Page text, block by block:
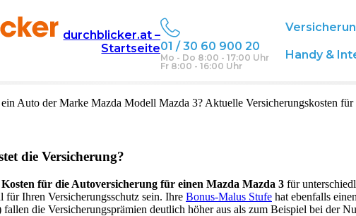
durchblicker.at –
Startseite01 / 30 60 900 20
Mo - Do 8:00 - 17:00 Uhr
Fr 8:00 - 16:00 Uhr
Handy &
Mazda
in Österreich
Auto der Marke Mazda Modell Mazda 3? Aktuelle Versicherungskosten
die Versicherung?
für die Autoversicherung für einen Mazda Mazda 3 für
für Ihren Versicherungsschutz sein. Ihre Bonus-Malus Stufe hat ebenfalls
die Versicherungsprämien deutlich höher aus als zum Beispiel bei der